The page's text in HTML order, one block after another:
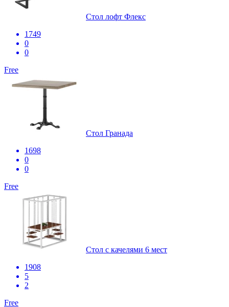
Стол лофт Флекс
1749
0
0
Free
Стол Гранада
1698
0
0
Free
Стол с качелями 6 мест
1908
5
2
Free